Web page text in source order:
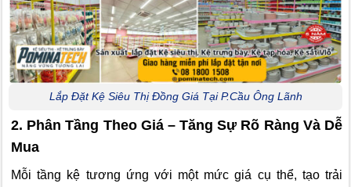
Lắp Đặt Kệ Siêu Thị Đồng Giá Tại P.Cầu Ông Lãnh
2. Phân Tầng Theo Giá – Tăng Sự Rõ Ràng Và Dễ
Mua
Mỗi tầng kệ tương ứng với một mức giá cụ thể, tạo trải